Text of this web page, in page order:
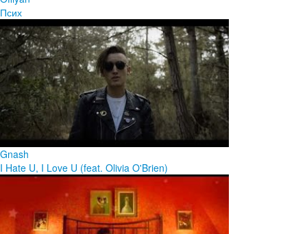
Псих
Gnash
I Hate U, I Love U (feat. Olivia O'Brien)